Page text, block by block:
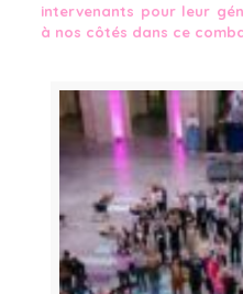
intervenants pour leur
à nos côtés dans ce